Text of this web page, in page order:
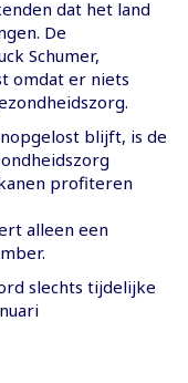
dat het land
De
Schumer,
omdat er niets
blijft, is de
profiteren
alleen een
slechts tijdelijke